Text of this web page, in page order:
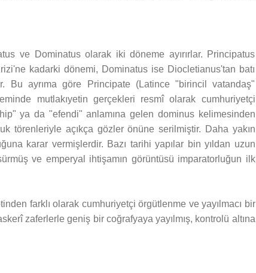
ve Dominatus olarak iki döneme ayırırlar. Principatus
kadarki dönemi, Dominatus ise Diocletianus'tan batı
Bu ayrıma göre Principate (Latince "birincil vatandaş"
mutlakıyetin gerçekleri resmî olarak cumhuriyetçi
ya da "efendi" anlamına gelen dominus kelimesinden
törenleriyle açıkça gözler önüne serilmiştir. Daha yakın
karar vermişlerdir. Bazı tarihi yapılar bin yıldan uzun
ve emperyal ihtişamın görüntüsü imparatorluğun ilk
farklı olarak cumhuriyetçi örgütlenme ve yayılmacı bir
zaferlerle geniş bir coğrafyaya yayılmış, kontrolü altına